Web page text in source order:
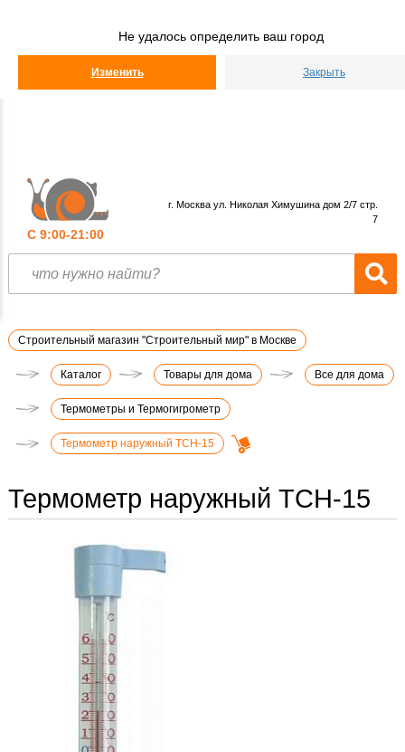
Не удалось определить ваш город
Изменить Закрыть
С 9:00-21:00
г. Москва ул. Николая Химушина дом 2/7 стр.
7
Строительный магазин "Строительный мир" в Москве
Каталог Товары для дома Все для дома
Термометры и Термогигрометр
Термометр наружный ТСН-15
Термометр наружный ТСН-15